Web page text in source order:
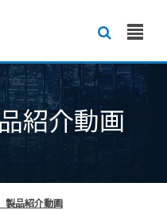
紹介動画
製品紹介動画